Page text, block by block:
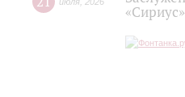
«Сириус»